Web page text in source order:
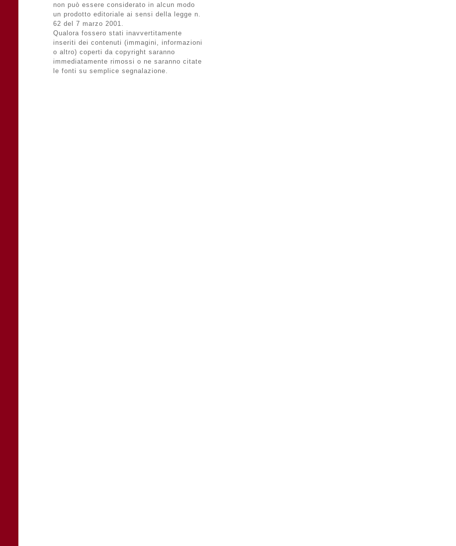
non può essere considerato in alcun modo
un prodotto editoriale ai sensi della legge n.
62 del 7 marzo 2001.
Qualora fossero stati inavvertitamente
inseriti dei contenuti (immagini, informazioni
o altro) coperti da copyright saranno
immediatamente rimossi o ne saranno citate
le fonti su semplice segnalazione.